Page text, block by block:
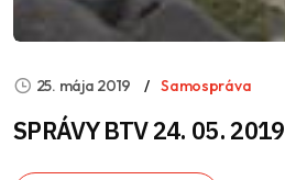
25. mája 2019 Samospráva
SPRÁVY BTV 24. 05. 2019